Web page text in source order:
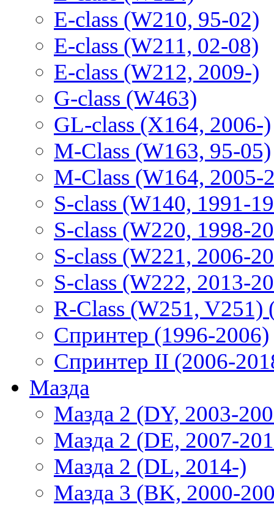
E-class (W210, 95-02)
E-class (W211, 02-08)
E-class (W212, 2009-)
G-class (W463)
GL-class (X164, 2006-)
M-Class (W163, 95-05)
M-Class (W164, 2005-
S-class (W140, 1991-
S-class (W220, 1998-
S-class (W221, 2006-
S-class (W222, 2013-
R-Class (W251, V251)
Спринтер (1996-2006)
Спринтер II (2006-
Мазда
Мазда 2 (DY, 2003-
Мазда 2 (DE, 2007-
Мазда 2 (DL, 2014-)
Мазда 3 (BK, 2000-